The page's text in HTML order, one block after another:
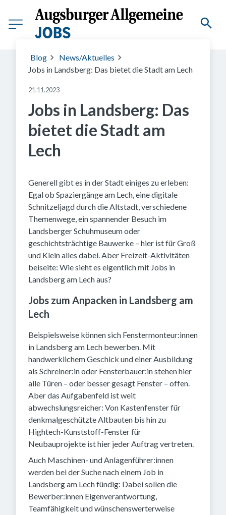
Blog
News/Aktuelles
Jobs in Landsberg: Das bietet die Stadt am Lech
21.11.2023
Jobs in Landsberg: Das
bietet die Stadt am
Lech
Generell gibt es in der Stadt einiges zu erleben:
Egal ob Spaziergänge am Lech, eine digitale
Schnitzeljagd durch die Altstadt, verschiedene
Themenwege, ein spannender Besuch im
Landsberger Schuhmuseum oder
geschichtsträchtige Bauwerke – hier ist für Groß
und Klein alles dabei. Aber Freizeit-Aktivitäten
beiseite: Wie sieht es eigentlich mit Jobs in
Landsberg am Lech aus?
Jobs zum Anpacken in Landsberg am
Lech
Beispielsweise können sich Fenstermonteur:innen
in Landsberg am Lech bewerben. Mit
handwerklichem Geschick und einer Ausbildung
als Schreiner:in oder Fensterbauer:in stehen hier
alle Türen – oder besser gesagt Fenster – offen.
Aber das Aufgabenfeld ist weit
abwechslungsreicher: Von Kastenfenster für
denkmalgeschützte Altbauten bis hin zu
Hightech-Kunststoff-Fenster für
Neubauprojekte ist hier jeder Auftrag vertreten.
Auch Maschinen- und Anlagenführer:innen
werden bei der Suche nach einem Job in
Landsberg am Lech fündig: Dabei sollen die
Bewerber:innen Eigenverantwortung,
Teamfähigkeit und wünschenswerterweise